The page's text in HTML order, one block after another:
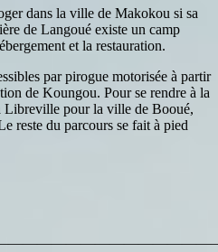
dans la ville de Makokou si sa
de Langoué existe un camp
et la restauration.
par pirogue motorisée à partir
de Koungou. Pour se rendre à la
Libreville pour la ville de Booué,
reste du parcours se fait à pied